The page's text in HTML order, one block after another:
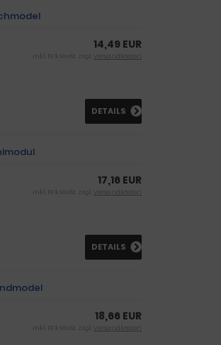
14,49 EUR
inkl. 19 % MwSt. zzgl. Versandkosten
DETAILS
17,16 EUR
inkl. 19 % MwSt. zzgl. Versandkosten
DETAILS
18,66 EUR
inkl. 19 % MwSt. zzgl. Versandkosten